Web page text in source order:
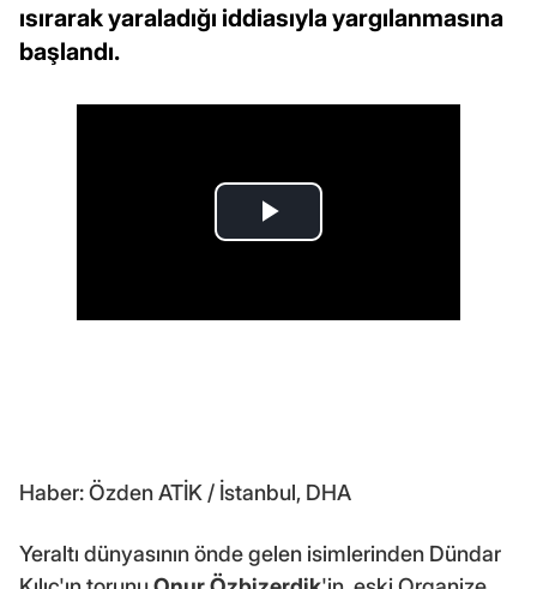
ısırarak yaraladığı iddiasıyla yargılanmasına
başlandı.
Haber: Özden ATİK / İstanbul, DHA
Yeraltı dünyasının önde gelen isimlerinden Dündar